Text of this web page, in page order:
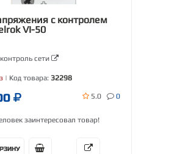
с контролем
VI-50
сети
| Код товара: 32298
5.0 0
заинтересовал товар!